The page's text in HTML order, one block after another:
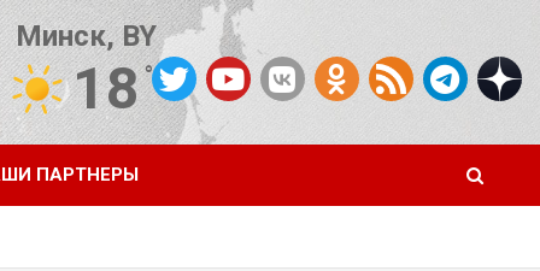
Минск, BY
18°C
от OpenWeatherMap
ПАРТНЕРЫ